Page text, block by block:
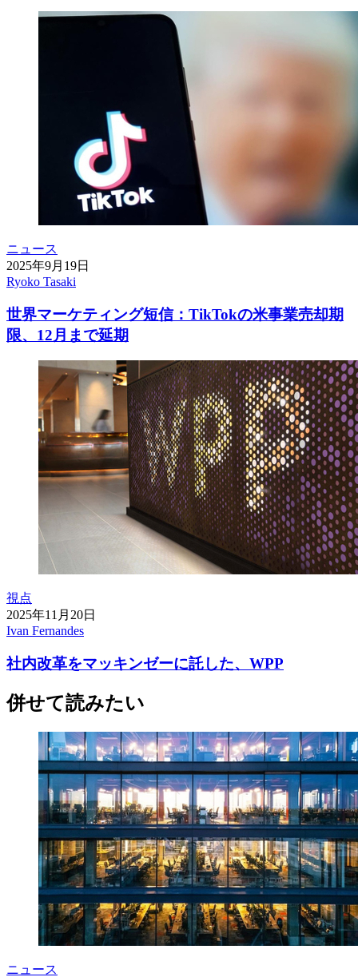
ニュース
2025年9月19日
Ryoko Tasaki
世界マーケティング短信：TikTokの米事業売却期
限、12月まで延期
視点
2025年11月20日
Ivan Fernandes
社内改革をマッキンゼーに託した、WPP
併せて読みたい
ニュース